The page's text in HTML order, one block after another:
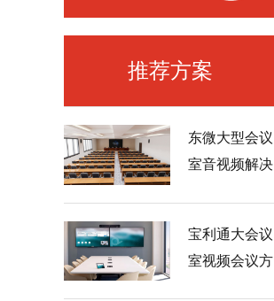
推荐方案
东微大型会议
室音视频解决
宝利通大会议
室视频会议方